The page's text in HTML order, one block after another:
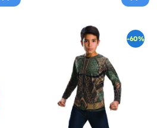
-60%